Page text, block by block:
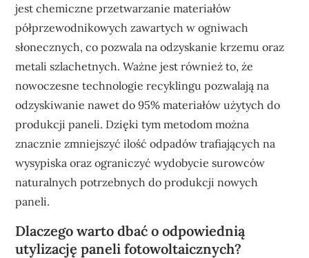
jest chemiczne przetwarzanie materiałów
półprzewodnikowych zawartych w ogniwach
słonecznych, co pozwala na odzyskanie krzemu oraz
metali szlachetnych. Ważne jest również to, że
nowoczesne technologie recyklingu pozwalają na
odzyskiwanie nawet do 95% materiałów użytych do
produkcji paneli. Dzięki tym metodom można
znacznie zmniejszyć ilość odpadów trafiających na
wysypiska oraz ograniczyć wydobycie surowców
naturalnych potrzebnych do produkcji nowych
paneli.
Dlaczego warto dbać o odpowiednią
utylizację paneli fotowoltaicznych?